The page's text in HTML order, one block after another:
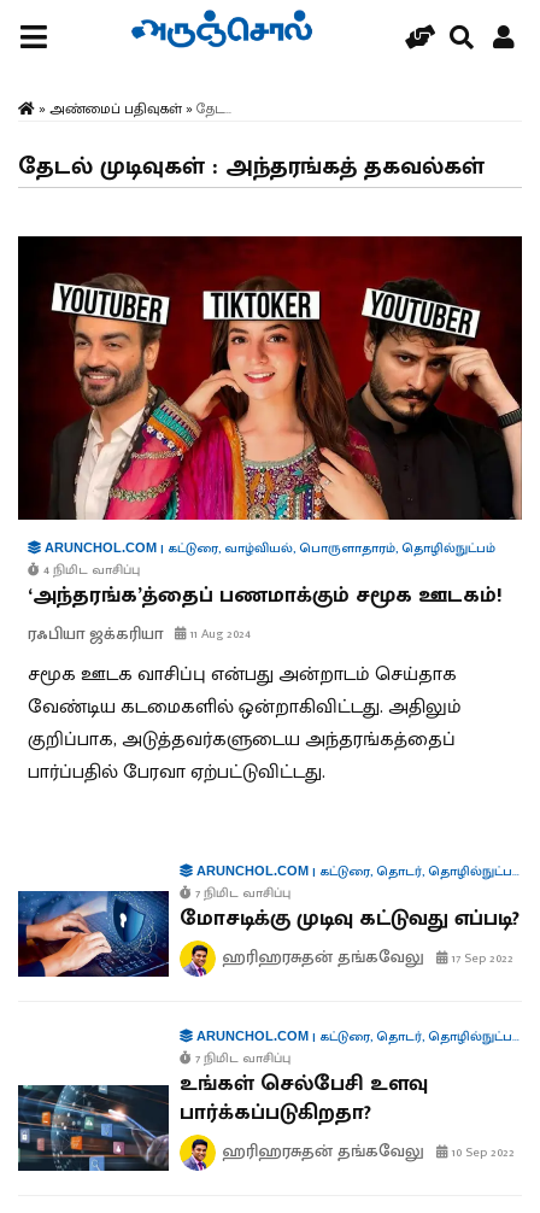
» அண்மைப் பதிவுகள்» தேட...
தேடல் முடிவுகள் : அந்தரங்கத் தகவல்கள்
ARUNCHOL.COM | கட்டுரை, வாழ்வியல்,பொருளாதாரம்,தொழில்நுட்பம்
4 நிமிட வாசிப்பு
‘அந்தரங்க’த்தைப் பணமாக்கும் சமூக ஊடகம்!
ரஃபியா ஜக்கரியா 11 Aug 2024
சமூக ஊடக வாசிப்பு என்பது அன்றாடம் செய்தாக
வேண்டிய கடமைகளில் ஒன்றாகிவிட்டது. அதிலும்
குறிப்பாக, அடுத்தவர்களுடைய அந்தரங்கத்தைப்
பார்ப்பதில் பேரவா ஏற்பட்டுவிட்டது.
ARUNCHOL.COM| கட்டுரை,தொடர்,தொழில்நுட்பம்
7 நிமிட வாசிப்பு
மோசடிக்கு முடிவு கட்டுவது எப்படி?
ஹரிஹரசுதன் தங்கவேலு 17 Sep 2022
ARUNCHOL.COM| கட்டுரை,தொடர்,தொழில்நுட்பம்
7 நிமிட வாசிப்பு
உங்கள் செல்பேசி உளவு
பார்க்கப்படுகிறதா?
ஹரிஹரசுதன் தங்கவேலு 10 Sep 2022